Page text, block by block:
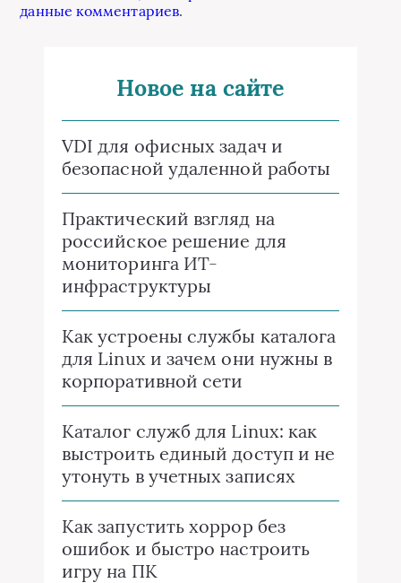
данные комментариев.
Новое на сайте
VDI для офисных задач и
безопасной удаленной работы
Практический взгляд на
российское решение для
мониторинга ИТ-
инфраструктуры
Как устроены службы каталога
для Linux и зачем они нужны в
корпоративной сети
Каталог служб для Linux: как
выстроить единый доступ и не
утонуть в учетных записях
Как запустить хоррор без
ошибок и быстро настроить
игру на ПК